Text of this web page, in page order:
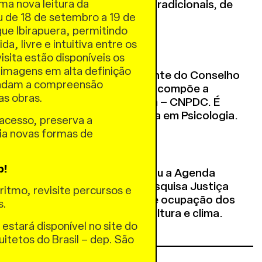
a recuperação de sementes tradicionais, de
na terra indígena.
gaúcha. É vice-presidente do Conselho
do Rio Grande do Sul e compõe a
de Pontos de Cultura – CNPDC. É
religiosa e formada em Psicologia.
e ativista climática, integrou a Agenda
executiva do Perifalab. Pesquisa Justiça
vinculado às pautas de ocupação dos
à cidade, com o foco em cultura e clima.
nova leitura da
18 de setembro a 19 de
Ibirapuera, permitindo
livre e intuitiva entre os
estão disponíveis os
em alta definição
a compreensão
obras.
preserva a
novas formas de
revisite percursos e
disponível no site do
do Brasil – dep. São